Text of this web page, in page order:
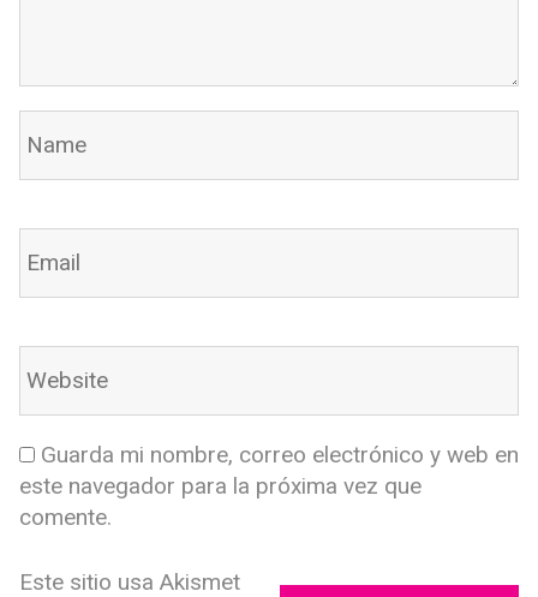
Guarda mi nombre, correo electrónico y web en
este navegador para la próxima vez que
comente.
Este sitio usa Akismet